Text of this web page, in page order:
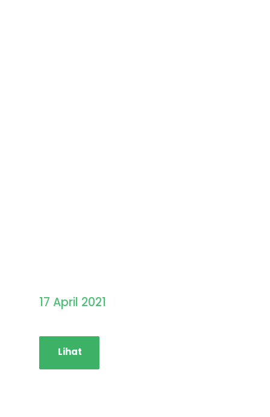
17 April 2021
Lihat